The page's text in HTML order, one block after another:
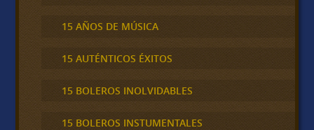
15 AÑOS DE MÚSICA
15 AUTÉNTICOS ÉXITOS
15 BOLEROS INOLVIDABLES
15 BOLEROS INSTUMENTALES